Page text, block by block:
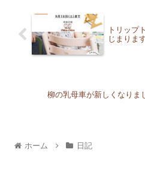
トリップ
じまりま
柳の乳母車が新しくなりま
ホーム 日記